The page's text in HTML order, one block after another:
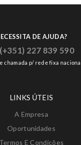
DE AJUDA?
(+351) 227 839 590
chamada p/ rede fixa nacional.
LINKS ÚTEIS
A Empresa
Oportunidades
Termos E Condições